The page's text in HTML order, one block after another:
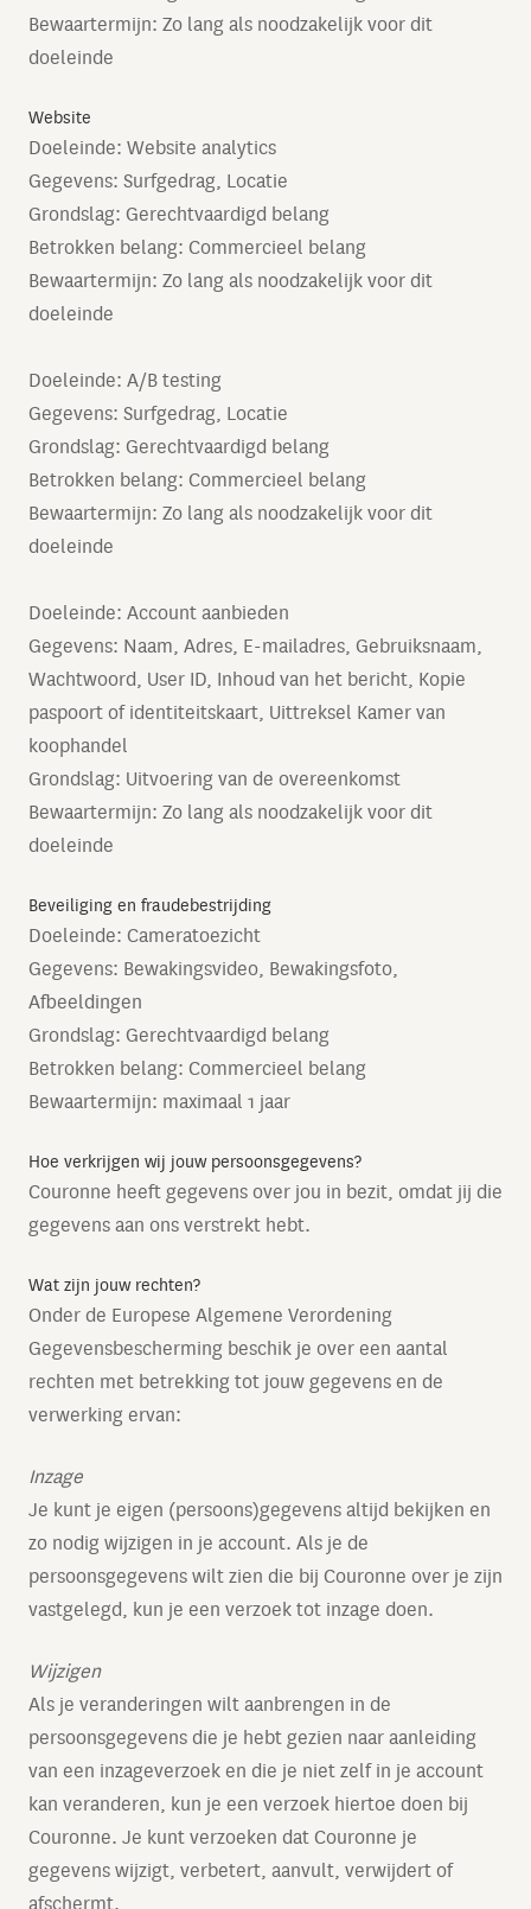
Bewaartermijn: Zo lang als noodzakelijk voor dit
doeleinde
Website
Doeleinde: Website analytics
Gegevens: Surfgedrag, Locatie
Grondslag: Gerechtvaardigd belang
Betrokken belang: Commercieel belang
Bewaartermijn: Zo lang als noodzakelijk voor dit
doeleinde
Doeleinde: A/B testing
Gegevens: Surfgedrag, Locatie
Grondslag: Gerechtvaardigd belang
Betrokken belang: Commercieel belang
Bewaartermijn: Zo lang als noodzakelijk voor dit
doeleinde
Doeleinde: Account aanbieden
Gegevens: Naam, Adres, E-mailadres, Gebruiksnaam,
Wachtwoord, User ID, Inhoud van het bericht, Kopie
paspoort of identiteitskaart, Uittreksel Kamer van
koophandel
Grondslag: Uitvoering van de overeenkomst
Bewaartermijn: Zo lang als noodzakelijk voor dit
doeleinde
Beveiliging en fraudebestrijding
Doeleinde: Cameratoezicht
Gegevens: Bewakingsvideo, Bewakingsfoto,
Afbeeldingen
Grondslag: Gerechtvaardigd belang
Betrokken belang: Commercieel belang
Bewaartermijn: maximaal 1 jaar
Hoe verkrijgen wij jouw persoonsgegevens?
Couronne heeft gegevens over jou in bezit, omdat jij die
gegevens aan ons verstrekt hebt.
Wat zijn jouw rechten?
Onder de Europese Algemene Verordening
Gegevensbescherming beschik je over een aantal
rechten met betrekking tot jouw gegevens en de
verwerking ervan:
Inzage
Je kunt je eigen (persoons)gegevens altijd bekijken en
zo nodig wijzigen in je account. Als je de
persoonsgegevens wilt zien die bij Couronne over je zijn
vastgelegd, kun je een verzoek tot inzage doen.
Wijzigen
Als je veranderingen wilt aanbrengen in de
persoonsgegevens die je hebt gezien naar aanleiding
van een inzageverzoek en die je niet zelf in je account
kan veranderen, kun je een verzoek hiertoe doen bij
Couronne. Je kunt verzoeken dat Couronne je
gegevens wijzigt, verbetert, aanvult, verwijdert of
afschermt.